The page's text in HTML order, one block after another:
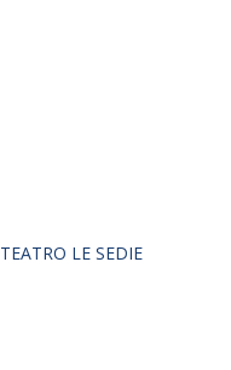
TEATRO LE SEDIE